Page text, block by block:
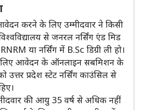
करने के लिए उम्मीदवार ने किसी
विश्वविद्यालय से जनरल नर्सिंग एंड मिड
या नर्सिंग में B.Sc डिग्री ली हो।
लिए आवेदन के ऑनलाइन सबमिशन के
उत्तर प्रदेश स्टेट नर्सिंग काउंसिल से
की आयु 35 वर्ष से अधिक नहीं